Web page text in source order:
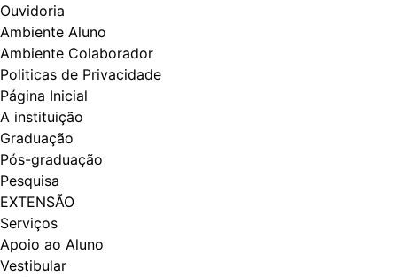
Ouvidoria
Ambiente Aluno
Ambiente Colaborador
Politicas de Privacidade
Página Inicial
A instituição
Graduação
Pós-graduação
Pesquisa
EXTENSÃO
Serviços
Apoio ao Aluno
Vestibular